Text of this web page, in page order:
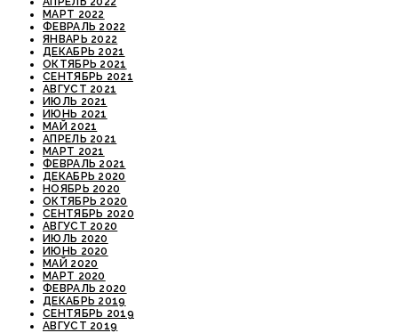
МАРТ 2022
ФЕВРАЛЬ 2022
ЯНВАРЬ 2022
ДЕКАБРЬ 2021
ОКТЯБРЬ 2021
СЕНТЯБРЬ 2021
АВГУСТ 2021
ИЮЛЬ 2021
ИЮНЬ 2021
МАЙ 2021
АПРЕЛЬ 2021
МАРТ 2021
ФЕВРАЛЬ 2021
ДЕКАБРЬ 2020
НОЯБРЬ 2020
ОКТЯБРЬ 2020
СЕНТЯБРЬ 2020
АВГУСТ 2020
ИЮЛЬ 2020
ИЮНЬ 2020
МАЙ 2020
МАРТ 2020
ФЕВРАЛЬ 2020
ДЕКАБРЬ 2019
СЕНТЯБРЬ 2019
АВГУСТ 2019